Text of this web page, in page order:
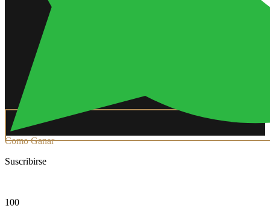
Como Ganar
Suscribirse
100